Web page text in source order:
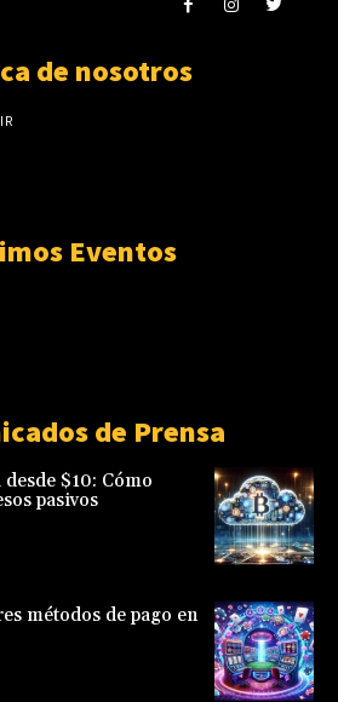
de nosotros
Eventos
de Prensa
$10: Cómo
pasivos
métodos de pago en